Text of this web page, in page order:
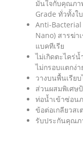
มั่นใจกับคุณภา
Grade ทั่วทั้งใบ
Anti-
Nano) สารฆ่า
แบคทีเรีย
ไม่เกิดตะไคร่
ไม่กรอบแตกง่า
วางบนพื้นเรีย
ส่วนผสมพิเศษ
ท่อน้ำเข้าซ่อน
ข้อต่อเกลียวส
รับประกันคุณภ